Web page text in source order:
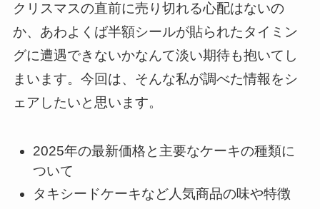
クリスマスの直前に売り切れる心配はないの
か、あわよくば半額シールが貼られたタイミン
グに遭遇できないかなんて淡い期待も抱いてし
まいます。今回は、そんな私が調べた情報をシ
ェアしたいと思います。
2025年の最新価格と主要なケーキの種類に
ついて
タキシードケーキなど人気商品の味や特徴